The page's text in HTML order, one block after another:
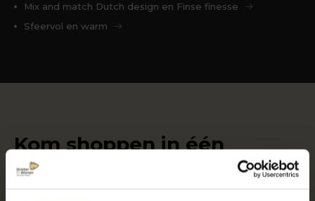
Mix and match Dutch design en Finse finesse
Sfeervol en warm
Kom shoppen in één
van onze woonwinkels